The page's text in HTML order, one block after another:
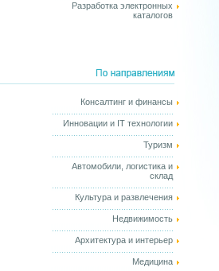
Разработка электронных
каталогов
Консалтинг и финансы
Инновации и IT технологии
Туризм
Автомобили, логистика и
склад
Культура и развлечения
Недвижимость
Архитектура и интерьер
Медицина